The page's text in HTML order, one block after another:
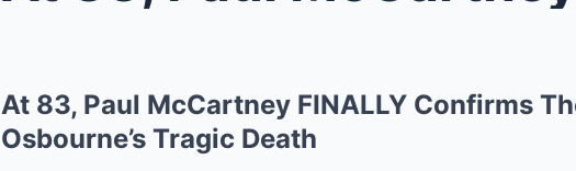
At 83, Paul McCartney FINALLY Confirms
Osbourne’s Tragic Death